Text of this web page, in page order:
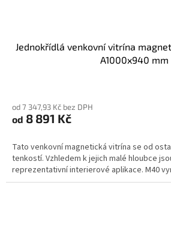
Jednokřídlá venkovní vitrína
A1000x940 mm
od 7 347,93 Kč bez DPH
od 8 891 Kč
Tato venkovní magnetická vitrína se od
tenkostí. Vzhledem k jejich malé hloubce
reprezentativní interierové aplikace. M40